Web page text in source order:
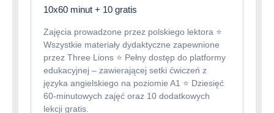
10x60 minut + 10 gratis
Zajęcia prowadzone przez polskiego lektora ⭐️
Wszystkie materiały dydaktyczne zapewnione
przez Three Lions ⭐️ Pełny dostęp do platformy
edukacyjnej – zawierającej setki ćwiczeń z
języka angielskiego na poziomie A1 ⭐️ Dziesięć
60-minutowych zajęć oraz 10 dodatkowych
lekcji gratis.